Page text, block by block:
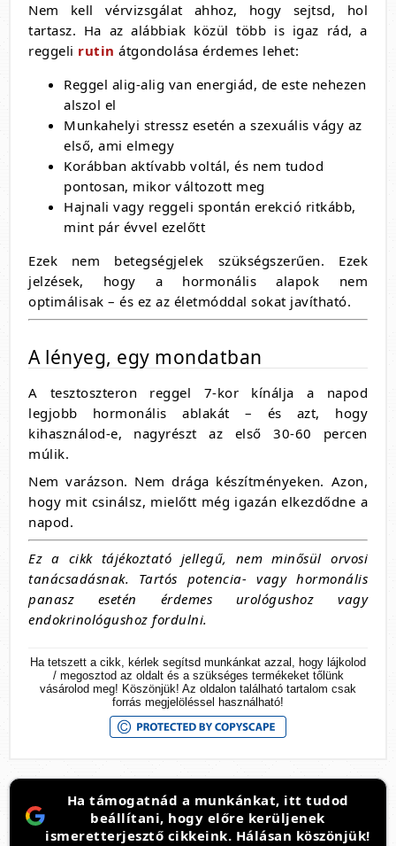
Nem kell vérvizsgálat ahhoz, hogy sejtsd, hol
tartasz. Ha az alábbiak közül több is igaz rád, a
reggeli rutin átgondolása érdemes lehet:
Reggel alig-alig van energiád, de este nehezen
alszol el
Munkahelyi stressz esetén a szexuális vágy az
első, ami elmegy
Korábban aktívabb voltál, és nem tudod
pontosan, mikor változott meg
Hajnali vagy reggeli spontán erekció ritkább,
mint pár évvel ezelőtt
Ezek nem betegségjelek szükségszerűen. Ezek
jelzések, hogy a hormonális alapok nem
optimálisak – és ez az életmóddal sokat javítható.
A lényeg, egy mondatban
A tesztoszteron reggel 7-kor kínálja a napod
legjobb hormonális ablakát – és azt, hogy
kihasználod-e, nagyrészt az első 30-60 percen
múlik.
Nem varázson. Nem drága készítményeken. Azon,
hogy mit csinálsz, mielőtt még igazán elkezdődne a
napod.
Ez a cikk tájékoztató jellegű, nem minősül orvosi
tanácsadásnak. Tartós potencia- vagy hormonális
panasz esetén érdemes urológushoz vagy
endokrinológushoz fordulni.
Ha tetszett a cikk, kérlek segítsd munkánkat azzal, hogy lájkolod
/ megosztod az oldalt és a szükséges termékeket tőlünk
vásárolod meg! Köszönjük! Az oldalon található tartalom csak
forrás megjelöléssel használható!
Ha támogatnád a munkánkat, itt tudod
beállítani, hogy előre kerüljenek
ismeretterjesztő cikkeink. Hálásan köszönjük!